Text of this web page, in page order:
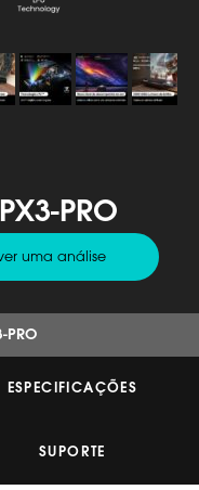
PRO
uma análise
PRO
ESPECIFICAÇÕES
SUPORTE